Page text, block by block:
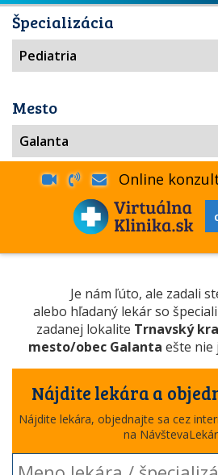
Špecializácia
Mesto
Online
Je nám ľúto, ale zadali
alebo hľadaný lekár so
zadanej lokalite Trnavský
mesto/obec Galanta ešte nie
Nájdite lekára a
Nájdite lekára, objednajte sa cez
na